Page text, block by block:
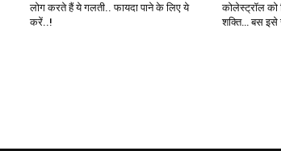
लोग करते हैं ये गलती.. फायदा पाने के लिए ये
करें..!
कोलेस्ट्रॉल
शक्ति… बस इसे